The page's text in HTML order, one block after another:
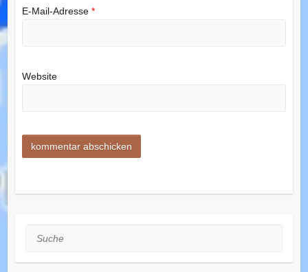
E-Mail-Adresse *
Website
Suche